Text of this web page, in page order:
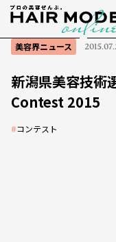
美容界ニュース
新潟県美容技
Contest 2015
#コンテスト